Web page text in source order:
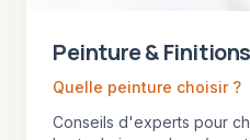
Peinture &
Quelle peinture choisir ?
Conseils d'experts pour